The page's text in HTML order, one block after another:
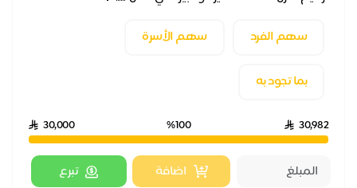
سهم الفرد
سهم الأسرة
بما تجود به
30,982
%100
30,000
اضافة تبرع